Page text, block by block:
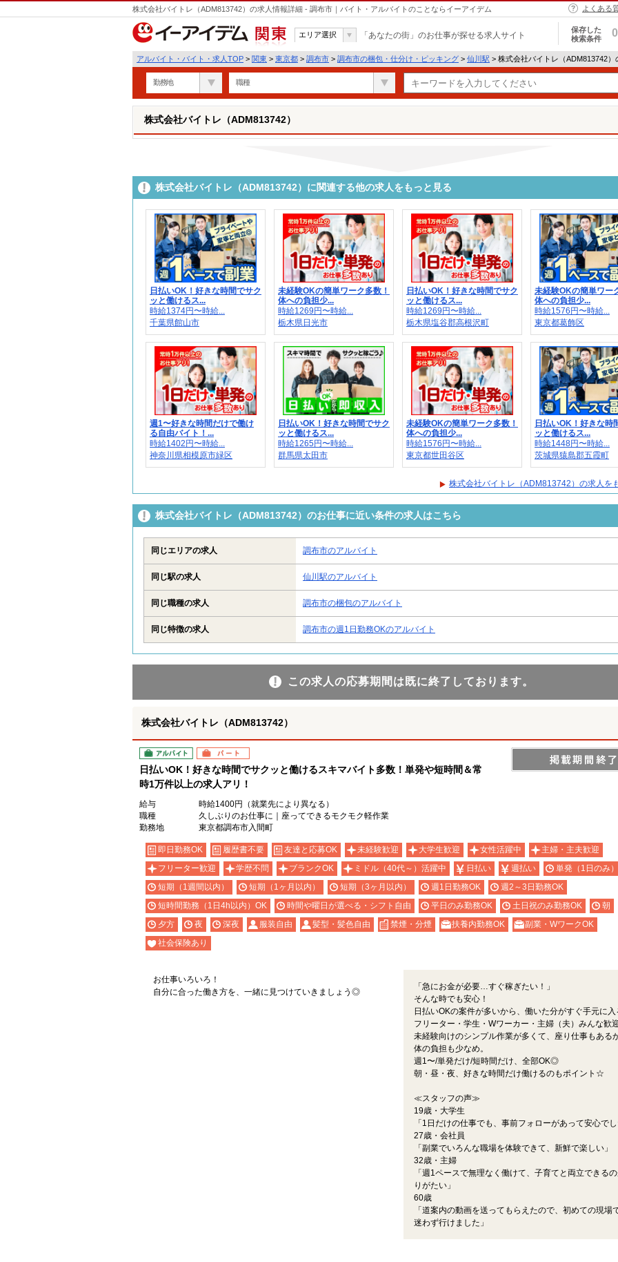
株式会社バイトレ（ADM813742）の求人情報詳細 - 調布市｜バイト・アルバイトのことならイーアイデム よくある
関東
エリア選択 「あなたの街」のお仕事が探せる求人サイト
保存した
検索条件
0
アルバイト・バイト・求人TOP > 関東 > 東京都 > 調布市 > 調布市の梱包・仕分け・ピッキング > 仙川駅 > 株式会社バイトレ（ADM813742）
勤務地 職種
株式会社バイトレ（ADM813742）
株式会社バイトレ（ADM813742）に関連する他の求人をもっと見る
日払いOK！好きな時間でサク
ッと働けるス...
時給1374円〜時給...
千葉県館山市
未経験OKの簡単ワーク多数！
体への負担少...
時給1269円〜時給...
栃木県日光市
日払いOK！好きな時間でサク
ッと働けるス...
時給1269円〜時給...
栃木県塩谷郡高根沢町
未経験OKの簡単ワー
体への負担少...
時給1576円〜時給...
東京都葛飾区
週1〜好きな時間だけで働け
る自由バイト！...
時給1402円〜時給...
神奈川県相模原市緑区
日払いOK！好きな時間でサク
ッと働けるス...
時給1265円〜時給...
群馬県太田市
未経験OKの簡単ワーク多数！
体への負担少...
時給1576円〜時給...
東京都世田谷区
日払いOK！好きな時
ッと働けるス...
時給1448円〜時給...
茨城県猿島郡五霞町
株式会社バイトレ（ADM813742）の求人を
株式会社バイトレ（ADM813742）のお仕事に近い条件の求人はこちら
同じエリアの求人 調布市のアルバイト
同じ駅の求人 仙川駅のアルバイト
同じ職種の求人 調布市の梱包のアルバイト
同じ特徴の求人 調布市の週1日勤務OKのアルバイト
この求人の応募期間は既に終了しております。
株式会社バイトレ（ADM813742）
アルバイト パート
日払いOK！好きな時間でサクッと働けるスキマバイト多数！単発や短時間＆常
時1万件以上の求人アリ！
給与
時給1400円（就業先により異なる）
職種
久しぶりのお仕事に｜座ってできるモクモク軽作業
勤務地
東京都調布市入間町
即日勤務OK 履歴書不要 友達と応募OK 未経験歓迎 大学生歓迎 女性活躍中
主婦・主夫歓迎
フリーター歓迎
学歴不問 ブランクOK ミドル（40代～）活躍中 日払い 週払い
単発（1日のみ）
短期（1週間以内）
短期（1ヶ月以内） 短期（3ヶ月以内） 週1日勤務OK
週2～3日勤務OK
短時間勤務（1日4h以内）OK
時間や曜日が選べる・シフト自由 平日のみ勤務OK 土日祝のみ勤務OK
朝
夕方
夜 深夜 服装自由 髪型・髪色自由 禁煙・分煙 扶養内勤務OK
副業・WワークOK
社会保険あり
お仕事いろいろ！
自分に合った働き方を、一緒に見つけていきましょう◎
「急にお金が必要…すぐ稼ぎたい！」
そんな時でも安心！
日払いOKの案件が多いから、働いた分がすぐ手元に入
フリーター・学生・Wワーカー・主婦（夫）みんな歓
未経験向けのシンプル作業が多くて、座り仕事もある
体の負担も少なめ。
週1〜/単発だけ/短時間だけ、全部OK◎
朝・昼・夜、好きな時間だけ働けるのもポイント☆
≪スタッフの声≫
19歳・大学生
「1日だけの仕事でも、事前フォローがあって安心で
27歳・会社員
「副業でいろんな職場を体験できて、新鮮で楽しい」
32歳・主婦
「週1ペースで無理なく働けて、子育てと両立できる
りがたい」
60歳
「道案内の動画を送ってもらえたので、初めての現場
迷わず行けました」